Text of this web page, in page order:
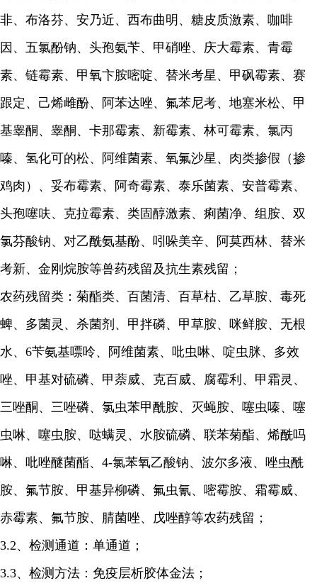
非、布洛芬、安乃近、西布曲明、糖皮质激素、咖啡
因、五氯酚钠、头孢氨苄、甲硝唑、庆大霉素、青霉
素、链霉素、甲氧卞胺嘧啶、替米考星、甲砜霉素、赛
跟定、己烯雌酚、阿苯达唑、氟苯尼考、地塞米松、甲
基睾酮、睾酮、卡那霉素、新霉素、林可霉素、氯丙
嗪、氢化可的松、阿维菌素、氧氟沙星、肉类掺假（掺
鸡肉）、妥布霉素、阿奇霉素、泰乐菌素、安普霉素、
头孢噻呋、克拉霉素、类固醇激素、痢菌净、组胺、双
氯芬酸钠、对乙酰氨基酚、吲哚美辛、阿莫西林、替米
考新、金刚烷胺等兽药残留及抗生素残留；
农药残留类：菊酯类、百菌清、百草枯、乙草胺、毒死
蜱、多菌灵、杀菌剂、甲拌磷、甲草胺、咪鲜胺、无根
水、6苄氨基嘌呤、阿维菌素、吡虫啉、啶虫脒、多效
唑、甲基对硫磷、甲萘威、克百威、腐霉利、甲霜灵、
三唑酮、三唑磷、氯虫苯甲酰胺、灭蝇胺、噻虫嗪、噻
虫啉、噻虫胺、哒螨灵、水胺硫磷、联苯菊酯、烯酰吗
啉、吡唑醚菌酯、4-氯苯氧乙酸钠、波尔多液、唑虫酰
胺、氟节胺、甲基异柳磷、氟虫氰、嘧霉胺、霜霉威、
赤霉素、氟节胺、腈菌唑、戊唑醇等农药残留；
3.2、检测通道：单通道；
3.3、检测方法：免疫层析胶体金法；